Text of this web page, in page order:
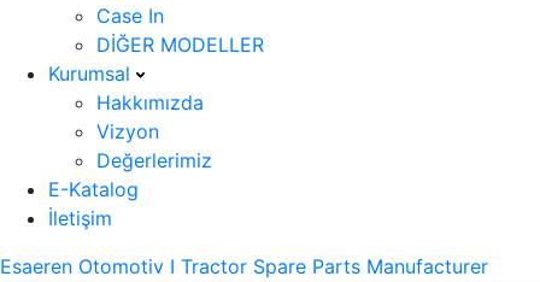
Case In
DİĞER MODELLER
Kurumsal
Hakkımızda
Vizyon
Değerlerimiz
E-Katalog
İletişim
Esaeren Otomotiv I Tractor Spare Parts Manufacturer